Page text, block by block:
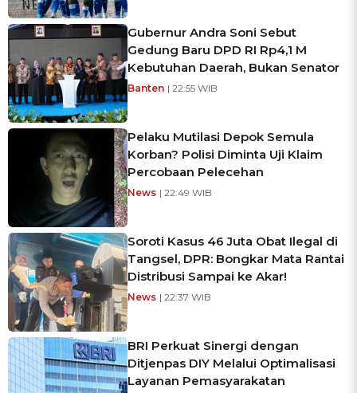
Gubernur Andra Soni Sebut
Gedung Baru DPD RI Rp4,1 M
Kebutuhan Daerah, Bukan Senator
Banten | 22:55 WIB
Pelaku Mutilasi Depok Semula
Korban? Polisi Diminta Uji Klaim
Percobaan Pelecehan
News | 22:49 WIB
Soroti Kasus 46 Juta Obat Ilegal di
Tangsel, DPR: Bongkar Mata Rantai
Distribusi Sampai ke Akar!
News | 22:37 WIB
BRI Perkuat Sinergi dengan
Ditjenpas DIY Melalui Optimalisasi
Layanan Pemasyarakatan